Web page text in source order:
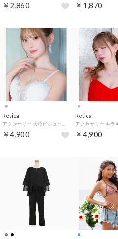
￥2,860 ￥1,870
Retica
￥4,900
Retica
￥4,900